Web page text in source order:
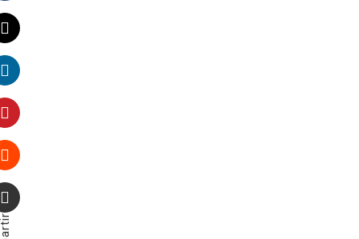
Facebook
Twitter
LinkedIn
Pinterest
Stumbleupon
Email